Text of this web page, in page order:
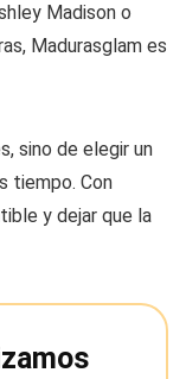
Madison o
Madurasglam es
sino de elegir un
tiempo. Con
y dejar que la